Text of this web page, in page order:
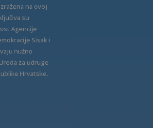
na ovoj
su
Agencije
Sisak i
nužno
za udruge
Hrvatske.